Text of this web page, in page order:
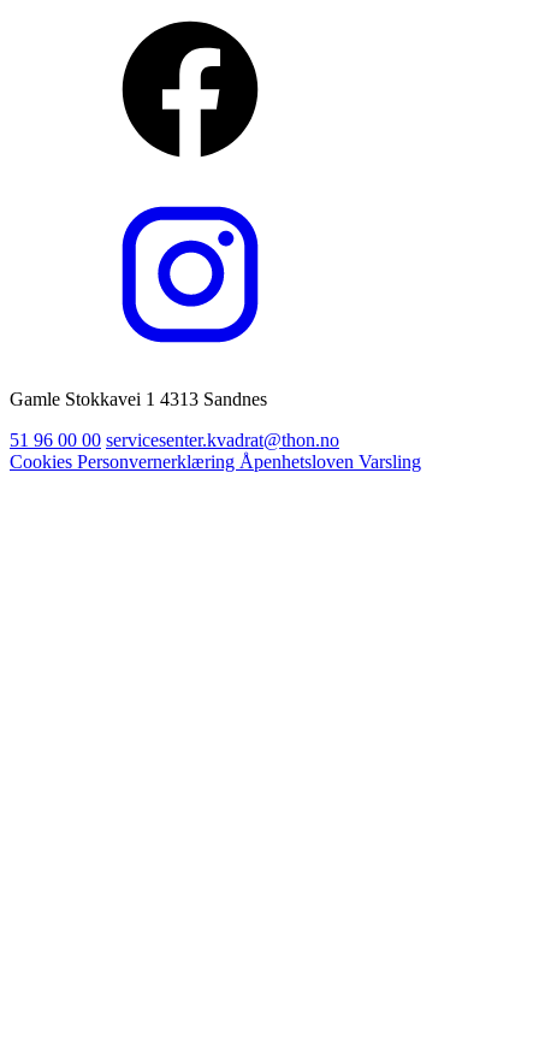
Gamle Stokkavei 1 4313 Sandnes
51 96 00 00 servicesenter.kvadrat@thon.no
Cookies Personvernerklæring Åpenhetsloven Varsling